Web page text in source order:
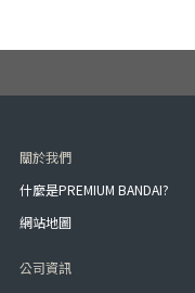
關於我們
什麼是PREMIUM BANDAI?
網站地圖
公司資訊